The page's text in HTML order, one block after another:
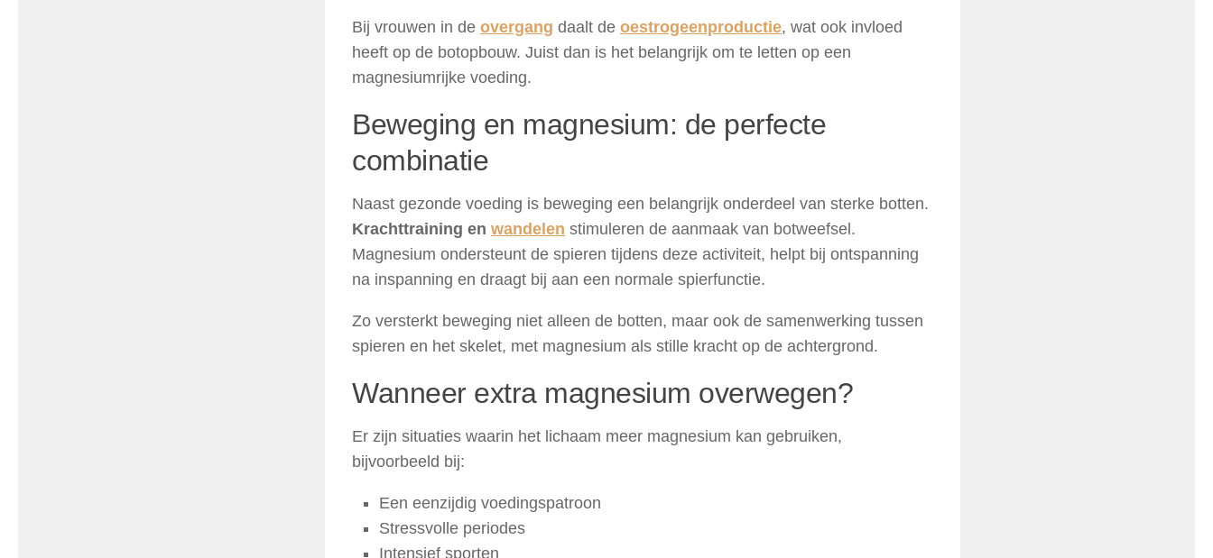
Bij vrouwen in de overgang daalt de oestrogeenproductie, wat ook invloed
heeft op de botopbouw. Juist dan is het belangrijk om te letten op een
magnesiumrijke voeding.
Beweging en magnesium: de perfecte
combinatie
Naast gezonde voeding is beweging een belangrijk onderdeel van sterke botten.
Krachttraining en wandelen stimuleren de aanmaak van botweefsel.
Magnesium ondersteunt de spieren tijdens deze activiteit, helpt bij ontspanning
na inspanning en draagt bij aan een normale spierfunctie.
Zo versterkt beweging niet alleen de botten, maar ook de samenwerking tussen
spieren en het skelet, met magnesium als stille kracht op de achtergrond.
Wanneer extra magnesium overwegen?
Er zijn situaties waarin het lichaam meer magnesium kan gebruiken,
bijvoorbeeld bij:
Een eenzijdig voedingspatroon
Stressvolle periodes
Intensief sporten